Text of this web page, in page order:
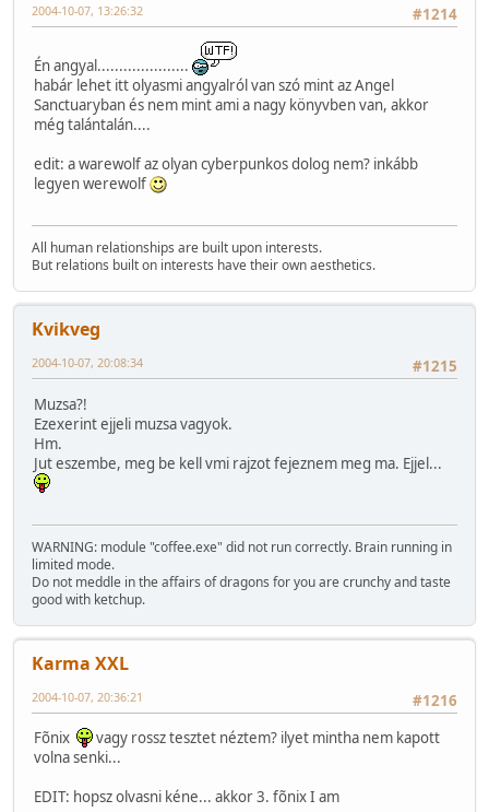
#1214
2004-10-07, 13:26:32
Én angyal.....................
habár lehet itt olyasmi angyalról van szó mint az Angel
Sanctuaryban és nem mint ami a nagy könyvben van, akkor
még talántalán....
edit: a warewolf az olyan cyberpunkos dolog nem? inkább
legyen werewolf
All human relationships are built upon interests.
But relations built on interests have their own aesthetics.
Kvikveg
#1215
2004-10-07, 20:08:34
Muzsa?!
Ezexerint ejjeli muzsa vagyok.
Hm.
Jut eszembe, meg be kell vmi rajzot fejeznem meg ma. Ejjel...
WARNING: module "coffee.exe" did not run correctly. Brain running in
limited mode.
Do not meddle in the affairs of dragons for you are crunchy and taste
good with ketchup.
Karma XXL
#1216
2004-10-07, 20:36:21
Fõnix
vagy rossz tesztet néztem? ilyet mintha nem kapott
volna senki...
EDIT: hopsz olvasni kéne... akkor 3. fõnix I am